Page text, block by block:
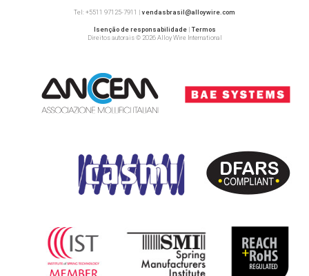
Tel: +5511 97125-7911 |vendasbrasil@alloywire.com
Isenção de responsabilidade|Termos
Direitos autorais © 2026 Alloy Wire International